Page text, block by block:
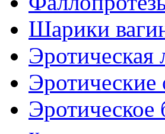
Шарики
Эротическая
Эротические
Эротическое